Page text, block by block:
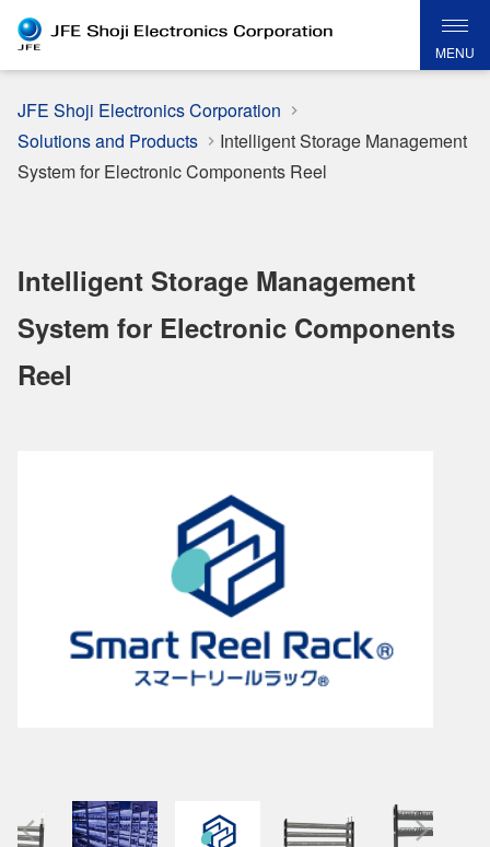
MENU
JFE Shoji Electronics Corporation
Solutions and Products
Intelligent Storage Management
System for Electronic Components Reel
Intelligent Storage Management
System for Electronic Components
Reel